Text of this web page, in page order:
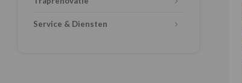
Service & Diensten